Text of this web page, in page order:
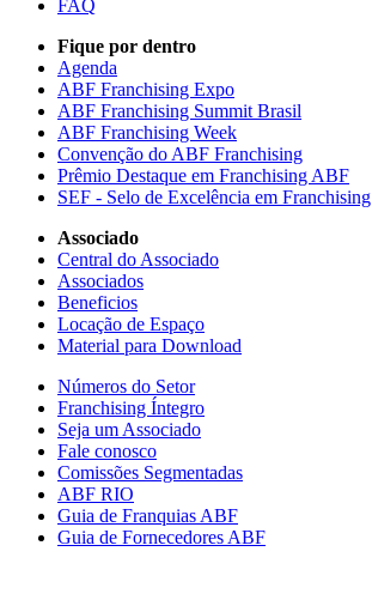
FAQ
Fique por dentro
Agenda
ABF Franchising Expo
ABF Franchising Summit Brasil
ABF Franchising Week
Convenção do ABF Franchising
Prêmio Destaque em Franchising ABF
SEF - Selo de Excelência em Franchising
Associado
Central do Associado
Associados
Beneficios
Locação de Espaço
Material para Download
Números do Setor
Franchising Íntegro
Seja um Associado
Fale conosco
Comissões Segmentadas
ABF RIO
Guia de Franquias ABF
Guia de Fornecedores ABF